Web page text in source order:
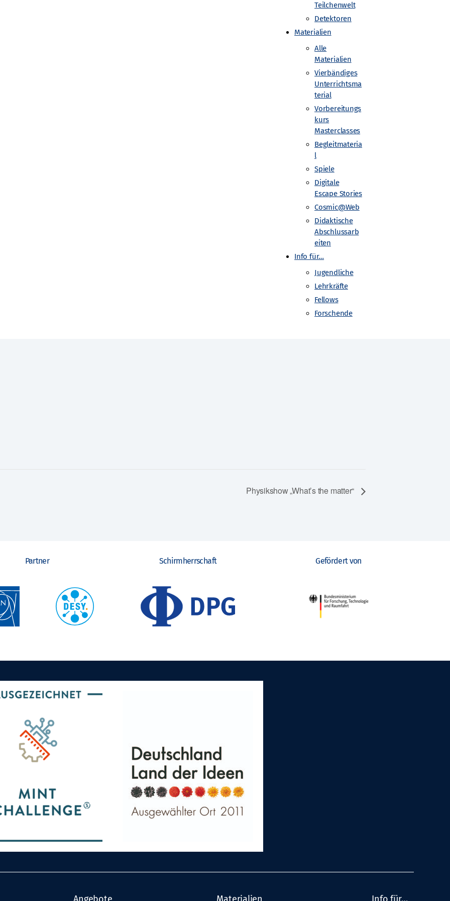
Teilchenwelt
Detektoren
Materialien
Alle
Materialien
Vierbändiges
Unterrichtsma
terial
Vorbereitungs
kurs
Masterclasses
Begleitmateria
l
Spiele
Digitale
Escape Stories
Cosmic@Web
Didaktische
Abschlussarb
eiten
Info für…
Jugendliche
Lehrkräfte
Fellows
Forschende
Netzwerk Teilchenwelt mit Deutsches Elektronen-Synchrotron DESY, Zeuthen
Physikshow „What’s the matter“
Partner Schirmherrschaft Gefördert von